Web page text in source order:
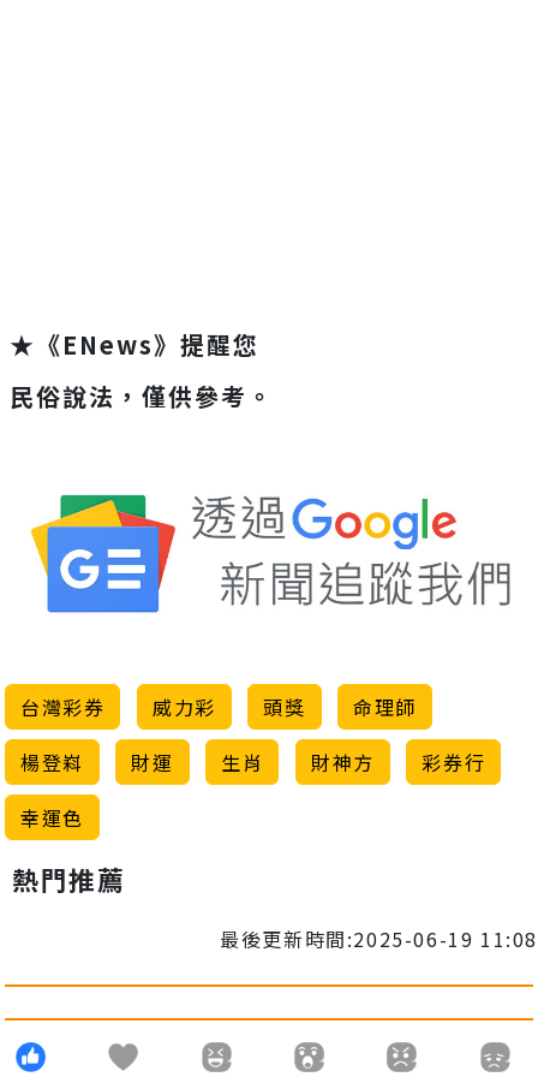
★《ENews》提醒您
民俗說法，僅供參考。
台灣彩券 威力彩 頭獎
命理師
楊登嵙
財運 生肖 財神方
彩券行
幸運色
熱門推薦
最後更新時間:2025-06-19 11:08